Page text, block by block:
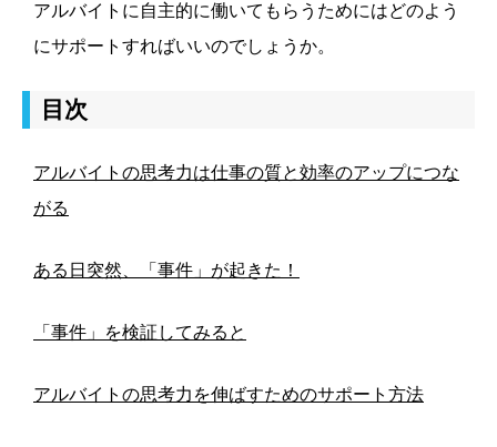
アルバイトに自主的に働いてもらうためにはどのよう
にサポートすればいいのでしょうか。
目次
アルバイトの思考力は仕事の質と効率のアップにつな
がる
ある日突然、「事件」が起きた！
「事件」を検証してみると
アルバイトの思考力を伸ばすためのサポート方法